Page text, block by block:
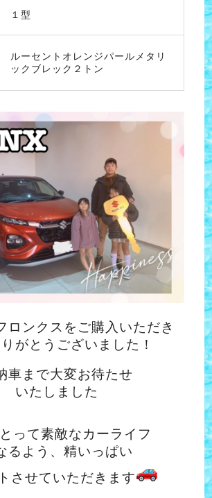
１型
ルーセントオレンジパールメタリ
ックブレック２トン
ロンクスをご購入いただき
がとうございました！
車まで大変お待たせ
いたしました
って素敵なカーライフ
るよう、精いっぱい
させていただきます